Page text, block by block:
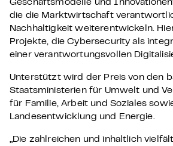
Geschäftsmodelle und
die die Marktwirtschaft
Nachhaltigkeit weiterentwickeln.
Projekte, die Cybersecurity als
einer verantwortungsvollen
Unterstützt wird der Preis von den
Staatsministerien für Umwelt und
für Familie, Arbeit und Soziales
Landesentwicklung und Energie.
„Die zahlreichen und inhaltlich